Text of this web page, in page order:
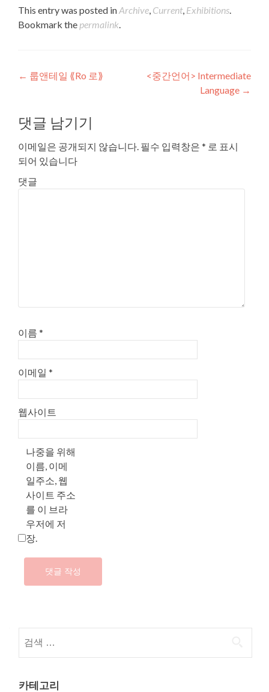
This entry was posted in Archive Current, Exhibitions
Bookmark the permalink
Post navigation
← 룹앤테일 ⟪Ro 로⟫
<중간언어> Intermediate
Language →
댓글 남기기
이메일은 공개되지 않습니다. 필수 입력창은 * 로 표시
되어 있습니다
댓글
이름 *
이메일 *
웹사이트
나중을 위해
이름, 이메
일주소, 웹
사이트 주소
를 이 브라
우저에 저
장.
카테고리